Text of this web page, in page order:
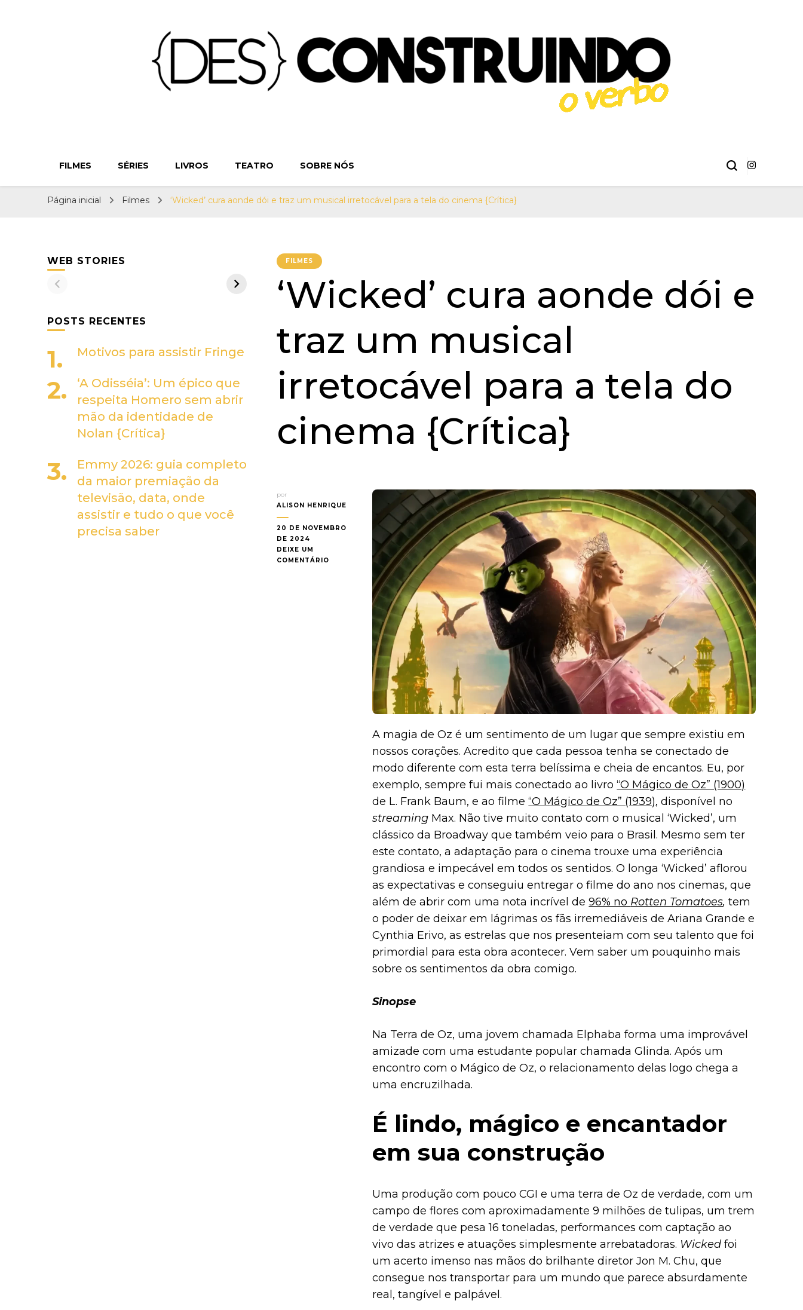
{Des}Construindo o Verbo | Séries, Livros,
Teatro e Cinema
FILMES SÉRIES LIVROS TEATRO SOBRE NÓS
Página inicial Filmes ‘Wicked’ cura aonde dói e traz um musical irretocável para a tela do cinema {Crítica}
FILMES
‘Wicked’ cura aonde dói e
traz um musical
irretocável para a tela do
cinema {Crítica}
por
ALISON HENRIQUE
20 DE NOVEMBRO
DE 2024
DEIXE UM
COMENTÁRIO
IRRETOCÁVEL
A magia de Oz é um sentimento de um lugar que sempre existiu em
nossos corações. Acredito que cada pessoa tenha se conectado de
modo diferente com esta terra belíssima e cheia de encantos. Eu, por
exemplo, sempre fui mais conectado ao livro“O Mágico de Oz” (1900)
de L. Frank Baum, e ao filme“O Mágico de Oz” (1939), disponível no
streaming Max. Não tive muito contato com o musical ‘Wicked’, um
clássico da Broadway que também veio para o Brasil. Mesmo sem ter
este contato, a adaptação para o cinema trouxe uma experiência
grandiosa e impecável em todos os sentidos. O longa ‘Wicked’ aflorou
as expectativas e conseguiu entregar o filme do ano nos cinemas, que
além de abrir com uma nota incrível de96% no Rotten Tomatoes, tem
o poder de deixar em lágrimas os fãs irremediáveis de Ariana Grande e
Cynthia Erivo, as estrelas que nos presenteiam com seu talento que foi
primordial para esta obra acontecer. Vem saber um pouquinho mais
sobre os sentimentos da obra comigo.
Sinopse
Na Terra de Oz, uma jovem chamada Elphaba forma uma improvável
amizade com uma estudante popular chamada Glinda. Após um
encontro com o Mágico de Oz, o relacionamento delas logo chega a
uma encruzilhada.
É lindo, mágico e encantador
em sua construção
Uma produção com pouco CGI e uma terra de Oz de verdade, com um
campo de flores com aproximadamente 9 milhões de tulipas, um trem
de verdade que pesa 16 toneladas, performances com captação ao
vivo das atrizes e atuações simplesmente arrebatadoras. Wickedfoi
um acerto imenso nas mãos do brilhante diretor Jon M. Chu, que
consegue nos transportar para um mundo que parece absurdamente
real, tangível e palpável.
WEB STORIES
POSTS RECENTES
Motivos para assistir Fringe
‘A Odisséia’: Um épico que
respeita Homero sem abrir
mão da identidade de
Nolan {Crítica}
Emmy 2026: guia completo
da maior premiação da
televisão, data, onde
assistir e tudo o que você
precisa saber